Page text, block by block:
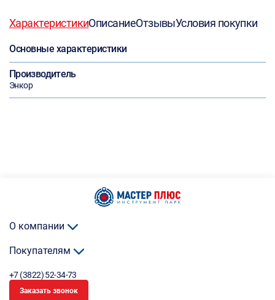
ХарактеристикиОписаниеОтзывыУсловия покупки
Основные характеристики
Производитель
Энкор
О компании
Покупателям
+7 (3822) 52-34-73
Заказать звонок